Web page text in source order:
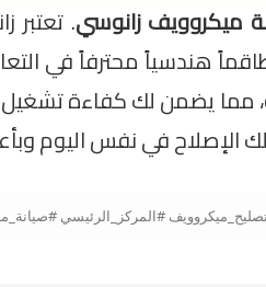
ميكروويف زانوسي. تعتبر
هندسياً محترفاً في
مما يضمن لك كفاءة
الإصلاح في نفس اليوم